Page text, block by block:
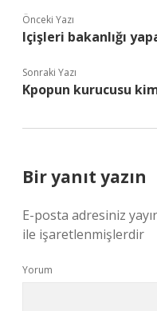
Önceki Yazı
Içişleri bakanlığı
Sonraki Yazı
Kpopun kurucusu
Bir yanıt yazın
E-posta adresiniz
ile işaretlenmişlerdir
Yorum